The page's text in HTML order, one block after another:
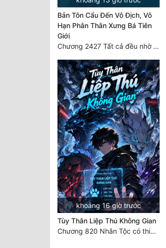
Bản Tôn Cẩu Đến Vô Địch, Vô
Hạn Phân Thân Xưng Bá Tiên
Giới
Chương 2427 Tất cả đều nhờ nỗ lực! Mời Đế vào Thiên!
khoảng 16 giờ trước
Tùy Thân Liệp Thú Không Gian
Chương 820 Nhân Tộc có thiên kiêu